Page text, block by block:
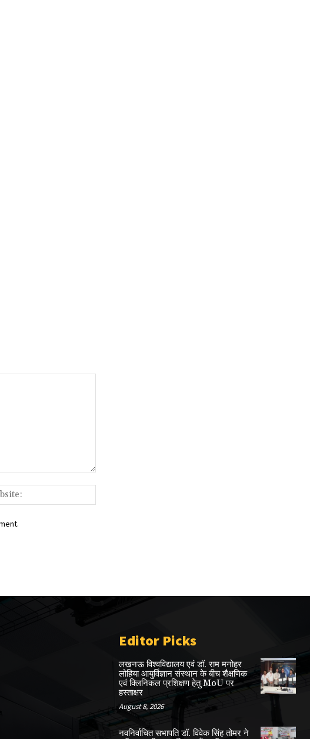
Editor Picks
लखनऊ विश्वविद्यालय एवं डॉ. राम मनोहर
लोहिया आयुर्विज्ञान संस्थान के बीच शैक्षणिक
एवं क्लिनिकल प्रशिक्षण हेतु MoU पर
हस्ताक्षर
August 8, 2026
नवनिर्वाचित सभापति डॉ. विवेक सिंह तोमर ने